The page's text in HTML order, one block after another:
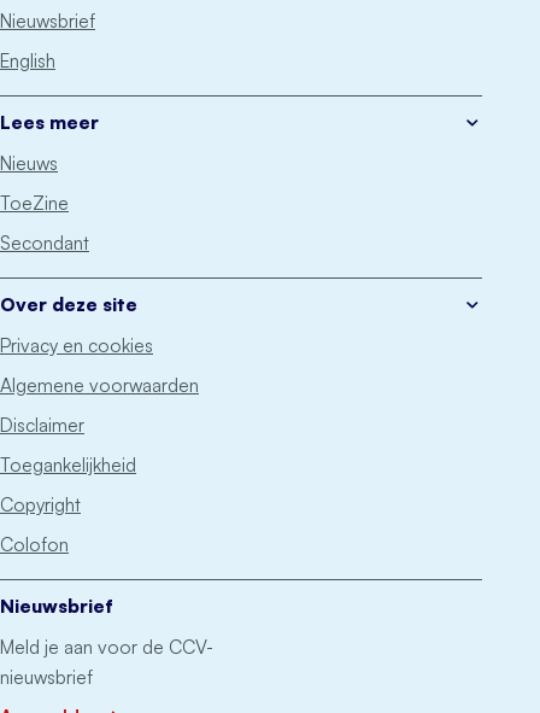
Nieuwsbrief
English
Lees meer
Nieuws
ToeZine
Secondant
Over deze site
Privacy en cookies
Algemene voorwaarden
Disclaimer
Toegankelijkheid
Copyright
Colofon
Nieuwsbrief
Meld je aan voor de CCV-
nieuwsbrief